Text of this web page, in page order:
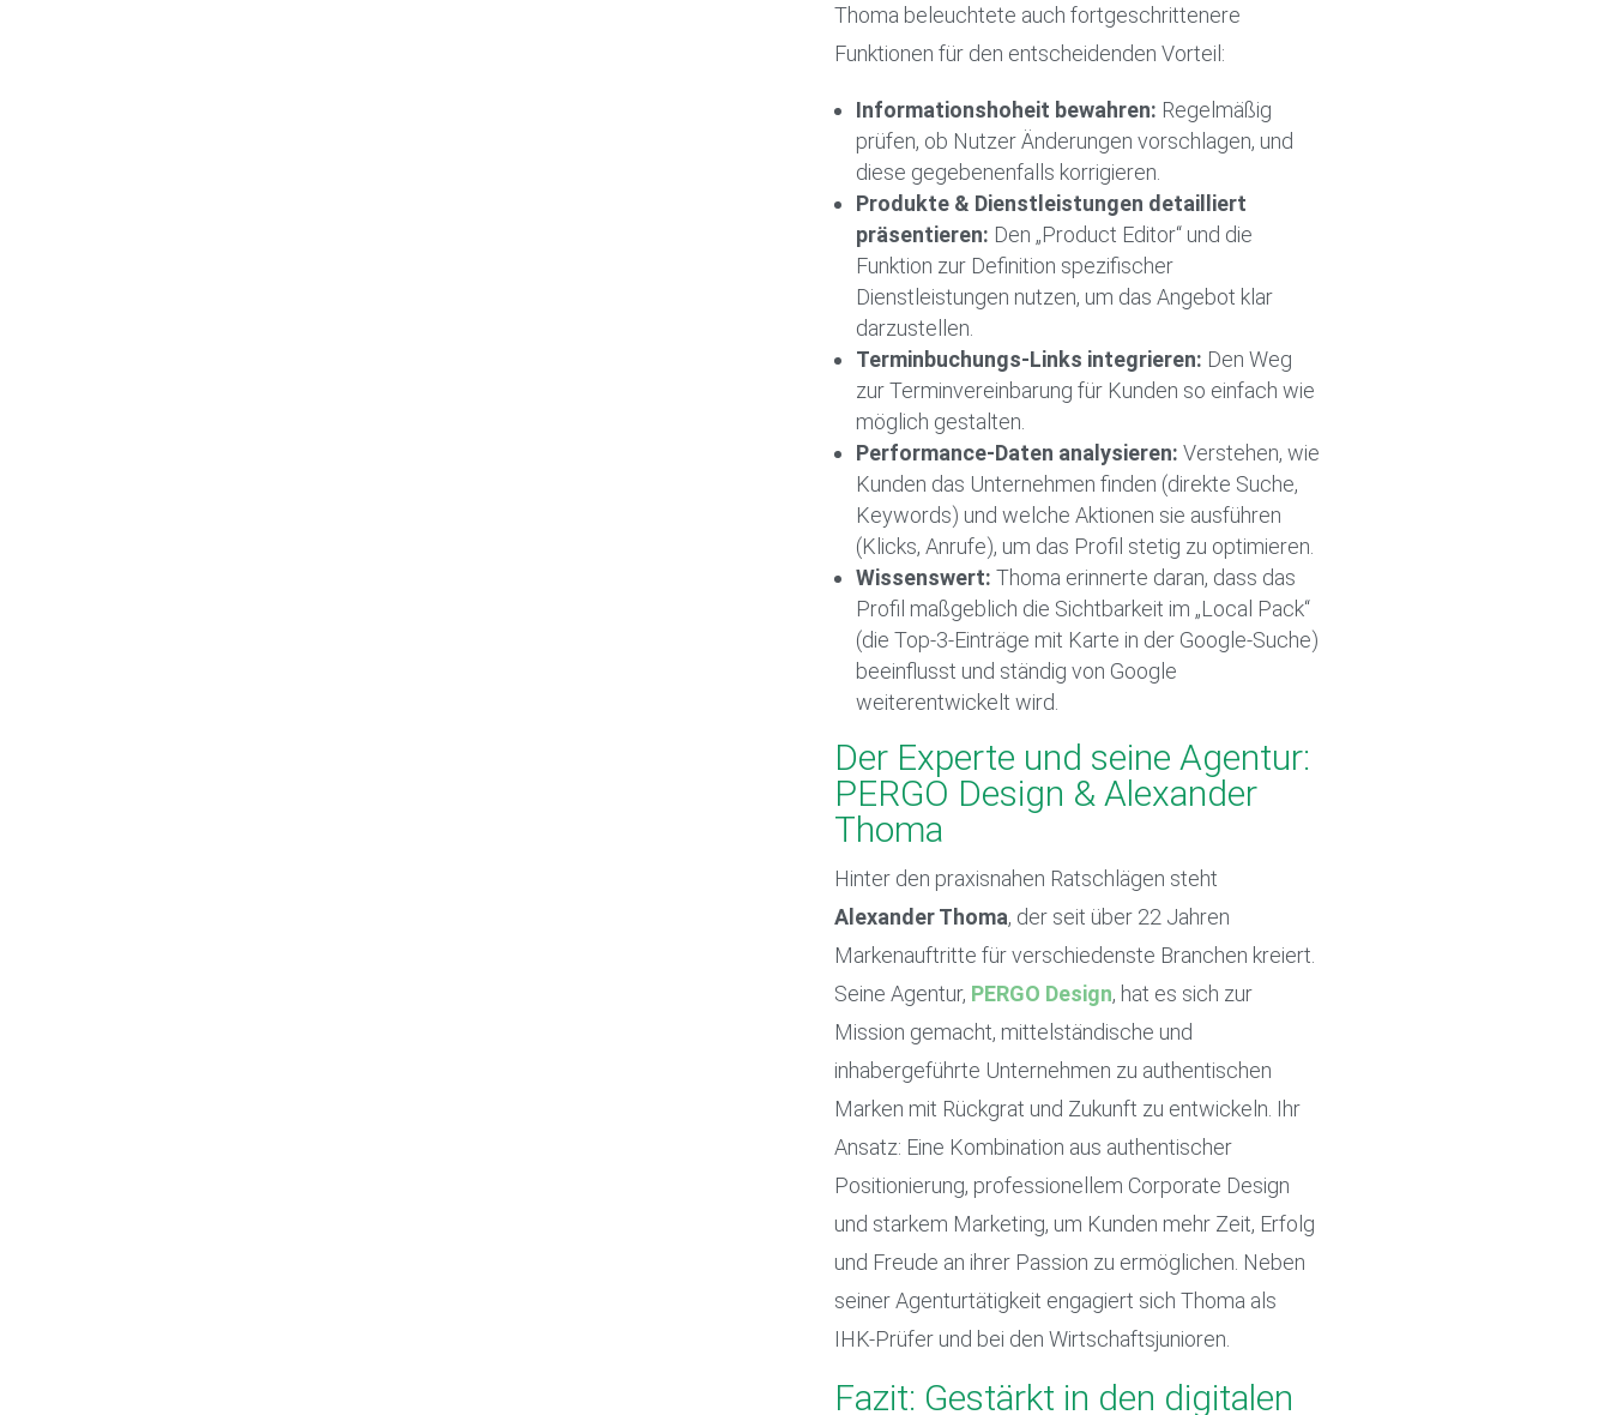
Thoma beleuchtete auch fortgeschrittenere
Funktionen für den entscheidenden Vorteil:
Informationshoheit bewahren: Regelmäßig
prüfen, ob Nutzer Änderungen vorschlagen, und
diese gegebenenfalls korrigieren.
Produkte & Dienstleistungen detailliert
präsentieren: Den „Product Editor“ und die
Funktion zur Definition spezifischer
Dienstleistungen nutzen, um das Angebot klar
darzustellen.
Terminbuchungs-Links integrieren: Den Weg
zur Terminvereinbarung für Kunden so einfach wie
möglich gestalten.
Performance-Daten analysieren: Verstehen, wie
Kunden das Unternehmen finden (direkte Suche,
Keywords) und welche Aktionen sie ausführen
(Klicks, Anrufe), um das Profil stetig zu optimieren.
Wissenswert: Thoma erinnerte daran, dass das
Profil maßgeblich die Sichtbarkeit im „Local Pack“
(die Top-3-Einträge mit Karte in der Google-Suche)
beeinflusst und ständig von Google
weiterentwickelt wird.
Der Experte und seine Agentur:
PERGO Design & Alexander
Thoma
Hinter den praxisnahen Ratschlägen steht
Alexander Thoma, der seit über 22 Jahren
Markenauftritte für verschiedenste Branchen kreiert.
Seine Agentur, PERGO Design, hat es sich zur
Mission gemacht, mittelständische und
inhabergeführte Unternehmen zu authentischen
Marken mit Rückgrat und Zukunft zu entwickeln. Ihr
Ansatz: Eine Kombination aus authentischer
Positionierung, professionellem Corporate Design
und starkem Marketing, um Kunden mehr Zeit, Erfolg
und Freude an ihrer Passion zu ermöglichen. Neben
seiner Agenturtätigkeit engagiert sich Thoma als
IHK-Prüfer und bei den Wirtschaftsjunioren.
Fazit: Gestärkt in den digitalen